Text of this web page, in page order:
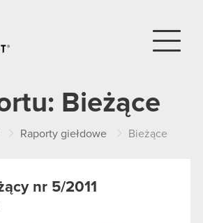
Bieżące
Raporty giełdowe Bieżące
nr 5/2011